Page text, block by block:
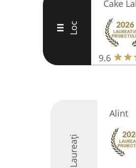
III Loc
Cake
9.6
Laureați
Alint